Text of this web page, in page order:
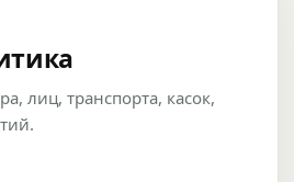
лиц, транспорта, касок,